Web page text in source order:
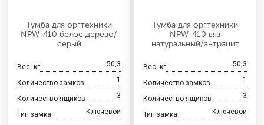
Тумба для оргтехники
NPW-410 белое дерево/
серый
Вес, кг 50,3
Количество замков 1
Количество ящиков 3
Тип замка Ключевой
Тумба для оргтехники
NPW-410 вяз
натуральный/антрацит
Вес, кг 50,3
Количество замков 1
Количество ящиков 3
Тип замка Ключевой